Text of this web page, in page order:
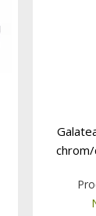
chrom/